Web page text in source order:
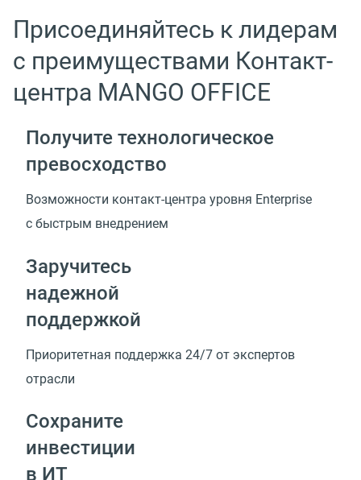
Присоединяйтесь к лидерам
с преимуществами Контакт-
центра MANGO OFFICE
Получите технологическое
превосходство
Возможности контакт-центра уровня Enterprise
с быстрым внедрением
Заручитесь
надежной
поддержкой
Приоритетная поддержка 24/7 от экспертов
отрасли
Сохраните
инвестиции
в ИТ